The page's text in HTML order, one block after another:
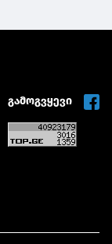
გამოგვყევი